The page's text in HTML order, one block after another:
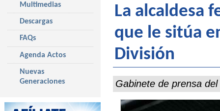
La alcaldesa
que le sitúa
División
Gabinete de prensa
Multimedias
Descargas
FAQs
Agenda Actos
Nuevas
Generaciones